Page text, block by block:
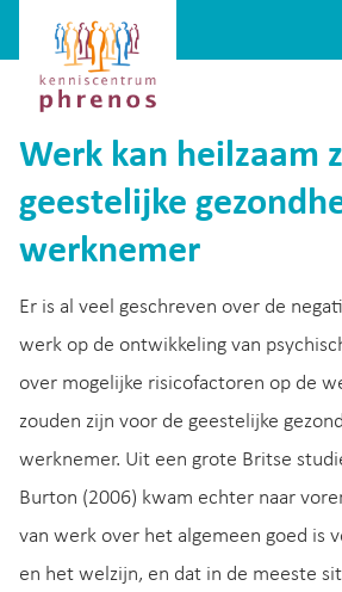
Kenniscentrum
Phrenos
website
Werk kan heilzaam
geestelijke
werknemer
Er is al veel geschreven over de
werk op de ontwikkeling van
over mogelijke risicofactoren op de
zouden zijn voor de geestelijke
werknemer. Uit een grote Britse
Burton (2006) kwam echter naar
van werk over het algemeen goed is
en het welzijn, en dat in de meeste